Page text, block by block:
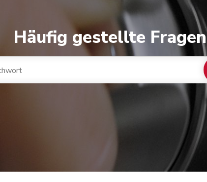
Häufig gestellte Fragen